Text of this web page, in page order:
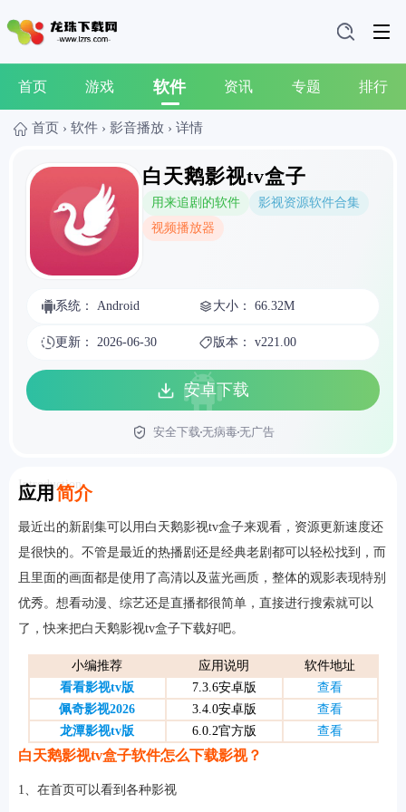
首页 游戏 软件 资讯 专题 排行
首页 › 软件 › 影音播放 › 详情
白天鹅影视tv盒子
用来追剧的软件
影视资源软件合集
视频播放器
系统： Android 大小： 66.32M
更新： 2026-06-30 版本： v221.00
安卓下载
安全下载无病毒无广告
应用 简介
Introduction
最近出的新剧集可以用白天鹅影视tv盒子来观看，资源更新速度还
是很快的。不管是最近的热播剧还是经典老剧都可以轻松找到，而
且里面的画面都是使用了高清以及蓝光画质，整体的观影表现特别
优秀。想看动漫、综艺还是直播都很简单，直接进行搜索就可以
了，快来把白天鹅影视tv盒子下载好吧。
小编推荐 应用说明
软件地址
看看影视tv版
7.3.6安卓版
查看
佩奇影视2026
3.4.0安卓版
查看
龙潭影视tv版
6.0.2官方版 查看
白天鹅影视tv盒子软件怎么下载影视？
1、在首页可以看到各种影视